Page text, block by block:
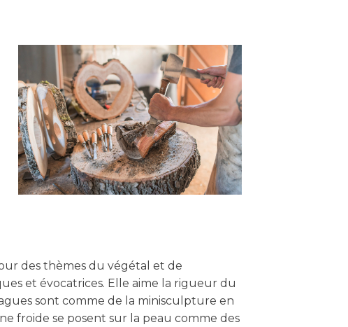
des thèmes du végétal et de
et évocatrices. Elle aime la rigueur du
sont comme de la minisculpture en
froide se posent sur la peau comme des